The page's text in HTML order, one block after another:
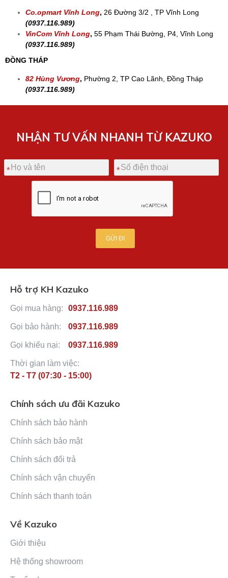
Co.opmart Vĩnh Long, 26 Đường 3/2 , TP Vĩnh Long
(0937.116.989)
VinCom Vĩnh Long, 55 Phạm Thái Bường, P4, Vĩnh Long
(0937.116.989)
ĐỒNG THÁP
82 Hùng Vương, Phường 2, TP Cao Lãnh, Đồng Tháp
(0937.116.989)
NHẬN TƯ VẤN NHANH TỪ KAZUKO
GỬI ĐI
Hỗ trợ KH Kazuko
Gọi mua hàng: 0937.116.989
Gọi bảo hành: 0937.116.989
Gọi khiếu nại: 0937.116.989
Thời gian làm việc:
T2 - T7 (07:30 - 15:00)
Chính sách ưu đãi Kazuko
Chính sách bảo hành
Chính sách bảo mật
Chính sách đổi trả
Chính sách vận chuyển
Chính sách thanh toán
Về Kazuko
Giới thiệu
Hệ thống showroom